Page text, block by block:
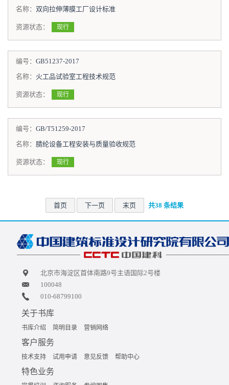
名称： 双向拉伸薄膜工厂设计标准
资源状态： 现行
编号： GB51237-2017
名称： 火工品试验室工程技术规范
资源状态： 现行
编号： GB/T51259-2017
名称： 腈纶设备工程安装与质量验收规范
资源状态： 现行
首页 下一页 末页 共38 条结果
北京市海淀区首体南路9号主语国际2号楼
100048
010-68799100
关于书库
书库介绍 简明目录 营销网络
客户服务
技术支持 试用申请 意见反馈 帮助中心
特色业务